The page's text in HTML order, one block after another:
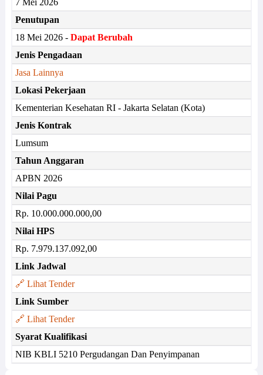
7 Mei 2026
Penutupan
18 Mei 2026 - Dapat Berubah
Jenis Pengadaan
Jasa Lainnya
Lokasi Pekerjaan
Kementerian Kesehatan RI - Jakarta Selatan (Kota)
Jenis Kontrak
Lumsum
Tahun Anggaran
APBN 2026
Nilai Pagu
Rp. 10.000.000.000,00
Nilai HPS
Rp. 7.979.137.092,00
Link Jadwal
🔗 Lihat Tender
Link Sumber
🔗 Lihat Tender
Syarat Kualifikasi
NIB KBLI 5210 Pergudangan Dan Penyimpanan